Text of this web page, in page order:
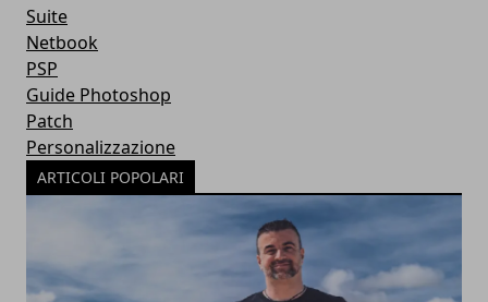
Suite
Netbook
PSP
Guide Photoshop
Patch
Personalizzazione
ARTICOLI POPOLARI